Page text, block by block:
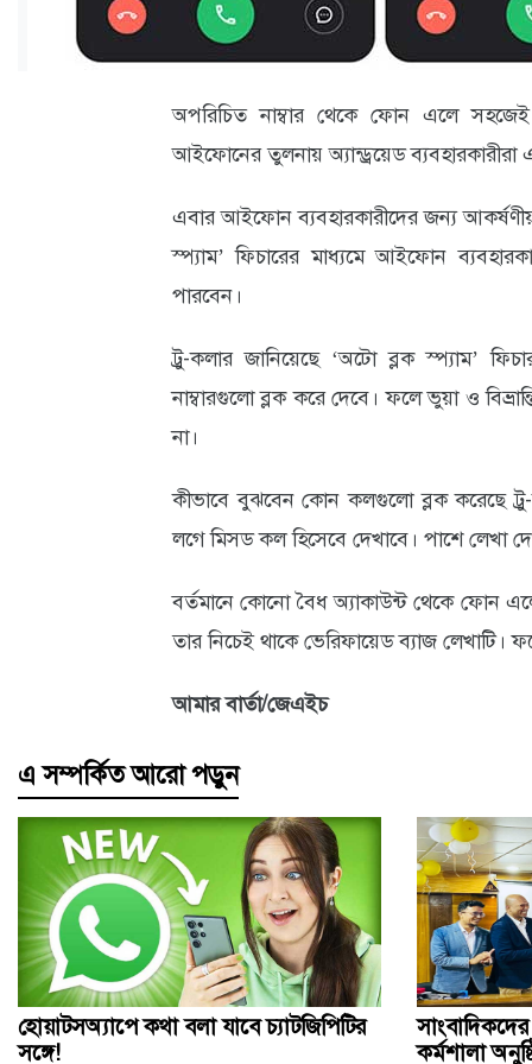
ক্যারিয়ার
তথ্যপ্রযুক্তি
ভিডিও
অপরিচিত নাম্বার থেকে ফোন এলে
আইফোনের তুলনায় অ্যান্ড্রয়েড ব্যবহারকারীরা
এবার আইফোন ব্যবহারকারীদের জন্য
স্প্যাম’ ফিচারের মাধ্যমে আইফোন
পারবেন।
ট্রু-কলার জানিয়েছে ‘অটো ব্লক স্প্যাম’
নাম্বারগুলো ব্লক করে দেবে। ফলে ভুয়া ও
না।
কীভাবে বুঝবেন কোন কলগুলো ব্লক করেছে
লগে মিসড কল হিসেবে দেখাবে। পাশে লেখা
বর্তমানে কোনো বৈধ অ্যাকাউন্ট থেকে ফোন
তার নিচেই থাকে ভেরিফায়েড ব্যাজ লেখাটি।
আমার বার্তা/জেএইচ
এ সম্পর্কিত আরো পড়ুন
হোয়াটসঅ্যাপে কথা বলা যাবে চ্যাটজিপিটির
সঙ্গে!
কর্মশালা